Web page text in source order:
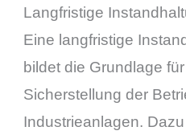
Langfristige
Eine langfristige
bildet die Grundlage
Sicherstellung der
Industrieanlagen.